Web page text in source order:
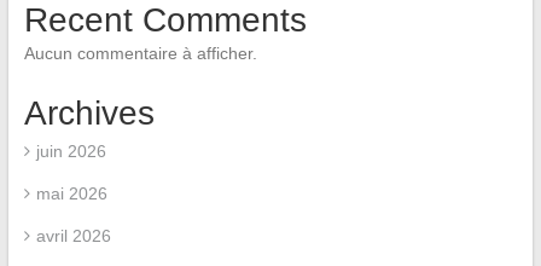
Recent Comments
Aucun commentaire à afficher.
Archives
juin 2026
mai 2026
avril 2026